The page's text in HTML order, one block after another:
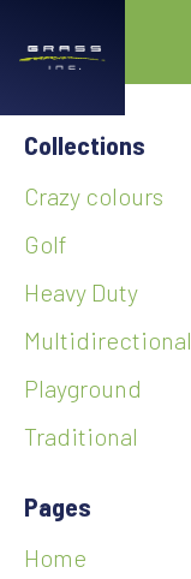
Collections
Crazy colours
Golf
Heavy Duty
Multidirectional
Playground
Traditional
Pages
Home